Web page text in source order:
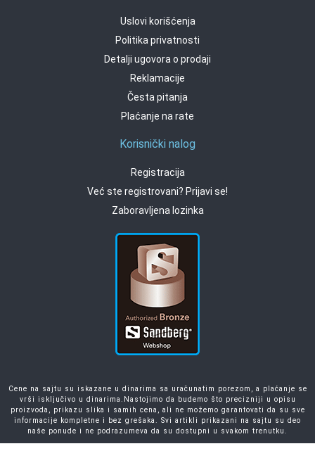
Uslovi korišćenja
Politika privatnosti
Detalji ugovora o prodaji
Reklamacije
Česta pitanja
Plaćanje na rate
Korisnički nalog
Registracija
Već ste registrovani? Prijavi se!
Zaboravljena lozinka
Cene na sajtu su iskazane u dinarima sa uračunatim porezom, a plaćanje se
vrši isključivo u dinarima.Nastojimo da budemo što precizniji u opisu
proizvoda, prikazu slika i samih cena, ali ne možemo garantovati da su sve
informacije kompletne i bez grešaka. Svi artikli prikazani na sajtu su deo
naše ponude i ne podrazumeva da su dostupni u svakom trenutku.